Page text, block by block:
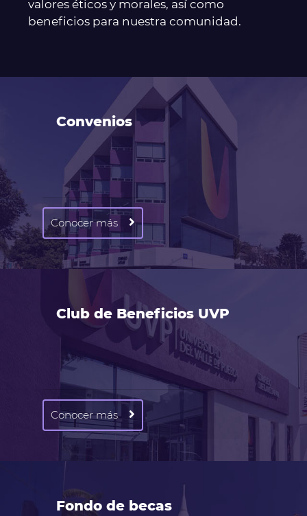
valores éticos y morales, así como
beneficios para nuestra comunidad.
Convenios
Conocer más
Club de Beneficios UVP
Conocer más
Fondo de becas